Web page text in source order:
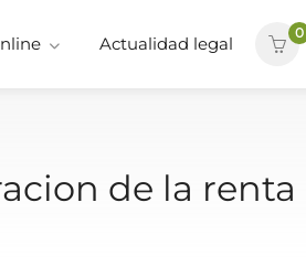
Actualidad legal
0
de la renta